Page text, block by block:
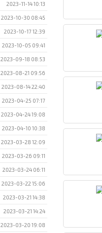
2023-11-14 10:13
2023-10-30 08:45
2023-10-17 12:39
2023-10-05 09:41
2023-09-18 08:53
2023-08-21 09:56
2023-08-14 22:40
2023-04-25 07:17
2023-04-24 19:08
2023-04-10 10:38
2023-03-28 12:09
2023-03-26 09:11
2023-03-24 06:11
2023-03-22 15:06
2023-03-21 14:38
2023-03-21 14:24
2023-03-20 19:08